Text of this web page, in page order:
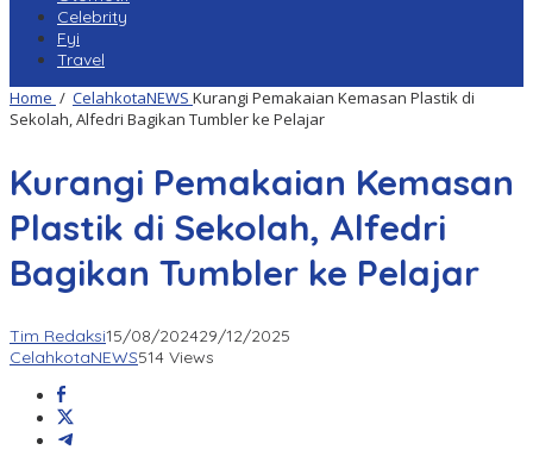
Celebrity
Fyi
Travel
Home / CelahkotaNEWS Kurangi Pemakaian Kemasan Plastik di
Sekolah, Alfedri Bagikan Tumbler ke Pelajar
Kurangi Pemakaian Kemasan
Plastik di Sekolah, Alfedri
Bagikan Tumbler ke Pelajar
Tim Redaksi15/08/202429/12/2025
CelahkotaNEWS514 Views